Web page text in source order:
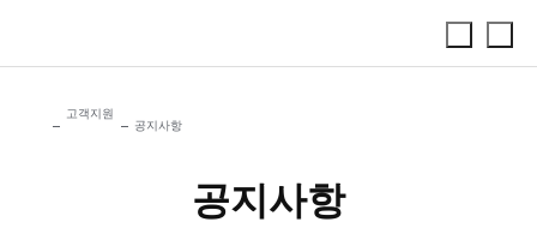
고객지원
공지사항
공지사항